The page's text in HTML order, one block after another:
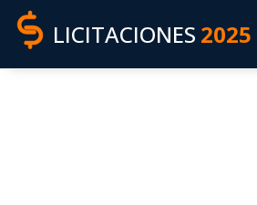
LICITACIONES 2025